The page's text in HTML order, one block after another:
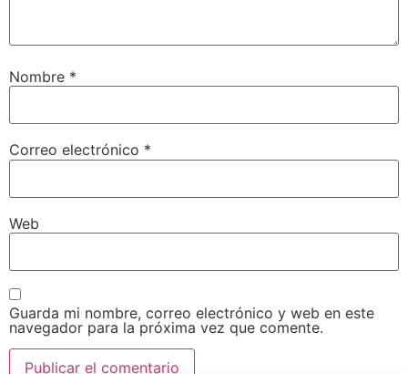
Nombre *
Correo electrónico *
Web
Guarda mi nombre, correo electrónico y web en este
navegador para la próxima vez que comente.